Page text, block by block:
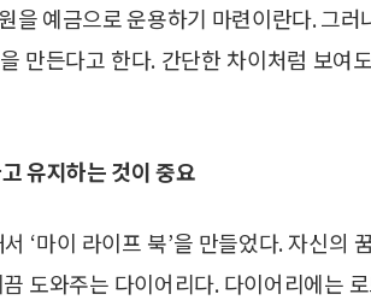
을 예금으로 운용하기 마련이란다. 그
만든다고 한다. 간단한 차이처럼 보여
유지하는 것이 중요
‘마이 라이프 북’을 만들었다. 자신의
도와주는 다이어리다. 다이어리에는